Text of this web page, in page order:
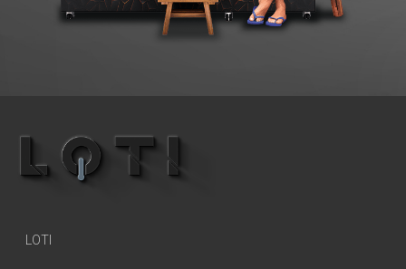
LOTI